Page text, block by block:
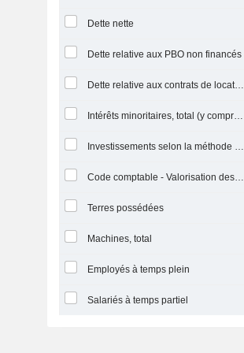
Dette nette
Dette relative aux PBO non financés
Dette relative aux contrats de location
Intérêts minoritaires, total (y compris la division financière)
Investissements selon la méthode de la mise en équivalence, total
Code comptable - Valorisation des stocks
Terres possédées
Machines, total
Employés à temps plein
Salariés à temps partiel